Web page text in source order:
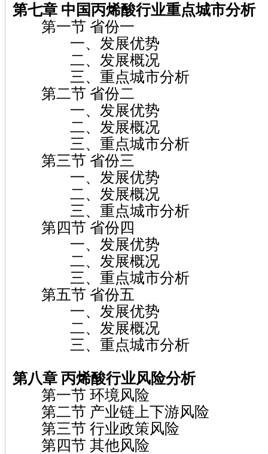
第七章 中国丙烯酸行业重点城市分析
第一节 省份一
一、发展优势
二、发展概况
三、重点城市分析
第二节 省份二
一、发展优势
二、发展概况
三、重点城市分析
第三节 省份三
一、发展优势
二、发展概况
三、重点城市分析
第四节 省份四
一、发展优势
二、发展概况
三、重点城市分析
第五节 省份五
一、发展优势
二、发展概况
三、重点城市分析
第八章 丙烯酸行业风险分析
第一节 环境风险
第二节 产业链上下游风险
第三节 行业政策风险
第四节 其他风险